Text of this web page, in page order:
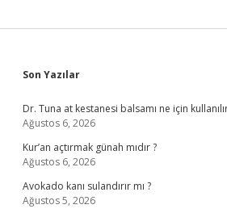
Sidebar
Son Yazılar
Dr. Tuna at kestanesi balsamı ne için
Ağustos 6, 2026
Kur’an açtırmak günah mıdır ?
Ağustos 6, 2026
Avokado kanı sulandırır mı ?
Ağustos 5, 2026